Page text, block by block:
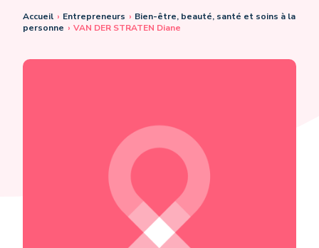
Accueil › Entrepreneurs › Bien-être, beauté, santé et soins à la
personne › VAN DER STRATEN Diane